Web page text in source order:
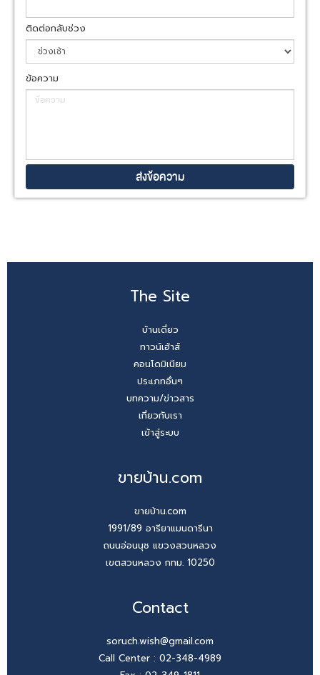
ติดต่อกลับช่วง
ข้อความ
The Site
บ้านเดี่ยว
ทาวน์เฮ้าส์
คอนโดมิเนียม
ประเภทอื่นๆ
บทความ/ข่าวสาร
เกี่ยวกับเรา
เข้าสู่ระบบ
ขายบ้าน.com
ขายบ้าน.com
1991/89 อารียาแมนดารีนา
ถนนอ่อนนุช แขวงสวนหลวง
เขตสวนหลวง กทม. 10250
Contact
soruch.wish@gmail.com
Call Center : 02-348-4989